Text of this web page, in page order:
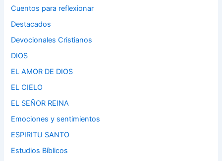
Cuentos para reflexionar
Destacados
Devocionales Cristianos
DIOS
EL AMOR DE DIOS
EL CIELO
EL SEÑOR REINA
Emociones y sentimientos
ESPIRITU SANTO
Estudios Bíblicos